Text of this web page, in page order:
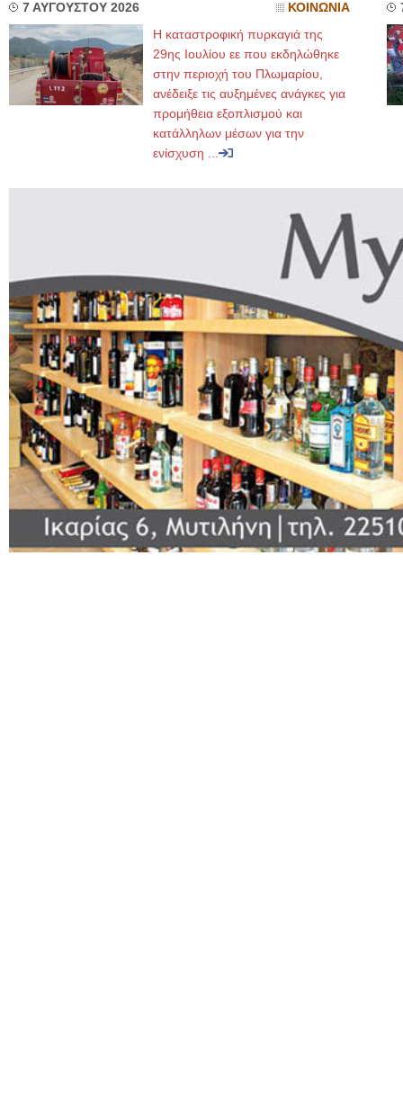
7 ΑΥΓΟΥΣΤΟΥ 2026 ΚΟΙΝΩΝΙΑ
Η καταστροφική πυρκαγιά της
29ης Ιουλίου εε που εκδηλώθηκε
στην περιοχή του Πλωμαρίου,
ανέδειξε τις αυξημένες ανάγκες για
προμήθεια εξοπλισμού και
κατάλληλων μέσων για την
ενίσχυση ...